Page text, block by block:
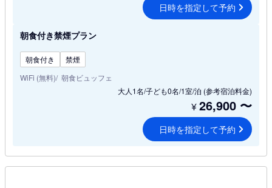
日時を指定して予約
朝食付き禁煙プラン
朝食付き
禁煙
WiFi (無料) 朝食ビュッフェ
大人1名/子ども0名/1室/泊 (参考宿泊料金)
¥26,900 〜
日時を指定して予約